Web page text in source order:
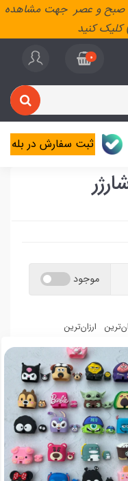
صبح و عصر جهت مشاهده
کلیک کنید
0
ثبت سفارش در بله
موجود
ارزان‌ترین